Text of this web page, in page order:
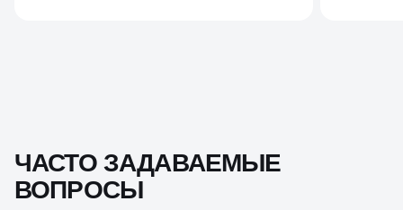
ЧАСТО ЗАДАВАЕМЫЕ
ВОПРОСЫ